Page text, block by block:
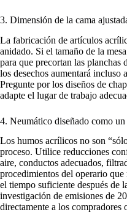
3. Dimensión de la cama
La fabricación de artículos
anidado. Si el tamaño de la
para que precortan las
los desechos aumentará incluso
Pregunte por los diseños de
adapte el lugar de trabajo
4. Neumático diseñado como un
Los humos acrílicos no son
proceso. Utilice reducciones
aire, conductos adecuados,
procedimientos del operario que
el tiempo suficiente después de
investigación de emisiones de
directamente a los compradores